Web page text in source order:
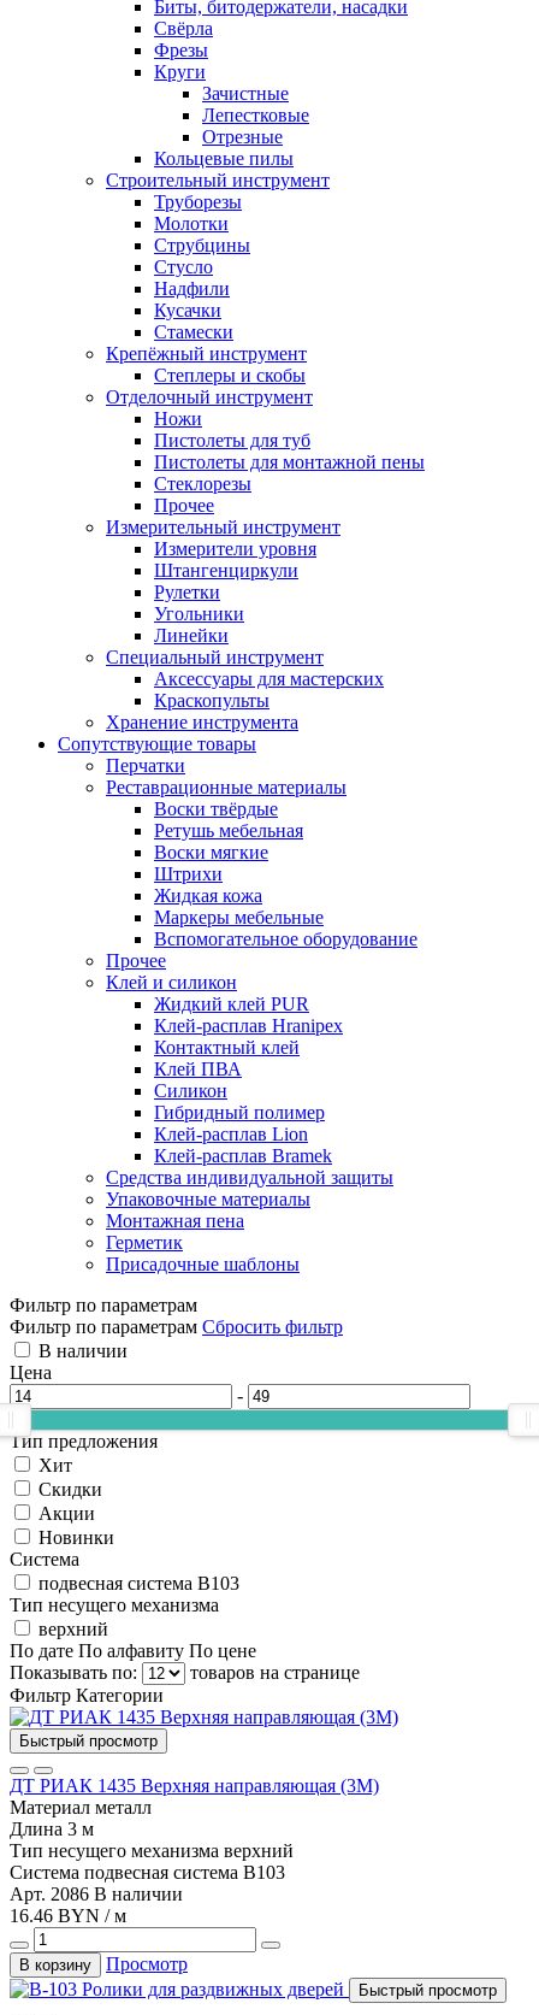
Биты, битодержатели, насадки
Свёрла
Фрезы
Круги
Зачистные
Лепестковые
Отрезные
Кольцевые пилы
Строительный инструмент
Труборезы
Молотки
Струбцины
Стусло
Надфили
Кусачки
Стамески
Крепёжный инструмент
Степлеры и скобы
Отделочный инструмент
Ножи
Пистолеты для туб
Пистолеты для монтажной пены
Стеклорезы
Прочее
Измерительный инструмент
Измерители уровня
Штангенциркули
Рулетки
Угольники
Линейки
Специальный инструмент
Аксессуары для мастерских
Краскопульты
Хранение инструмента
Сопутствующие товары
Перчатки
Реставрационные материалы
Воски твёрдые
Ретушь мебельная
Воски мягкие
Штрихи
Жидкая кожа
Маркеры мебельные
Вспомогательное оборудование
Прочее
Клей и силикон
Жидкий клей PUR
Клей-расплав Hranipex
Контактный клей
Клей ПВА
Силикон
Гибридный полимер
Клей-расплав Lion
Клей-расплав Bramek
Средства индивидуальной защиты
Упаковочные материалы
Монтажная пена
Герметик
Присадочные шаблоны
Фильтр по параметрам
Фильтр по параметрам Сбросить фильтр
В наличии
Цена
-
Тип предложения
Хит
Скидки
Акции
Новинки
Система
подвесная система B103
Тип несущего механизма
верхний
По дате По алфавиту По цене
Показывать по:
товаров на странице
Фильтр Категории
Быстрый просмотр
ДТ РИАК 1435 Верхняя направляющая (3М)
Материал металл
Длина 3 м
Тип несущего механизма верхний
Система подвесная система B103
Арт. 2086 В наличии
16.46 BYN / м
В корзину Просмотр
Быстрый просмотр